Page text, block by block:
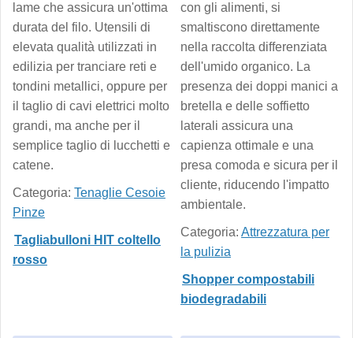
lame che assicura un'ottima
durata del filo. Utensili di
elevata qualità utilizzati in
edilizia per tranciare reti e
tondini metallici, oppure per
il taglio di cavi elettrici molto
grandi, ma anche per il
semplice taglio di lucchetti e
catene.
Categoria: Tenaglie Cesoie
Pinze
Tagliabulloni HIT coltello
rosso
con gli alimenti, si
smaltiscono direttamente
nella raccolta differenziata
dell'umido organico. La
presenza dei doppi manici a
bretella e delle soffietto
laterali assicura una
capienza ottimale e una
presa comoda e sicura per il
cliente, riducendo l'impatto
ambientale.
Categoria: Attrezzatura per
la pulizia
Shopper compostabili
biodegradabili